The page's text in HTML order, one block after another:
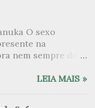
O sexo
na
nem sempre de
em sua própria
LEIA MAIS »